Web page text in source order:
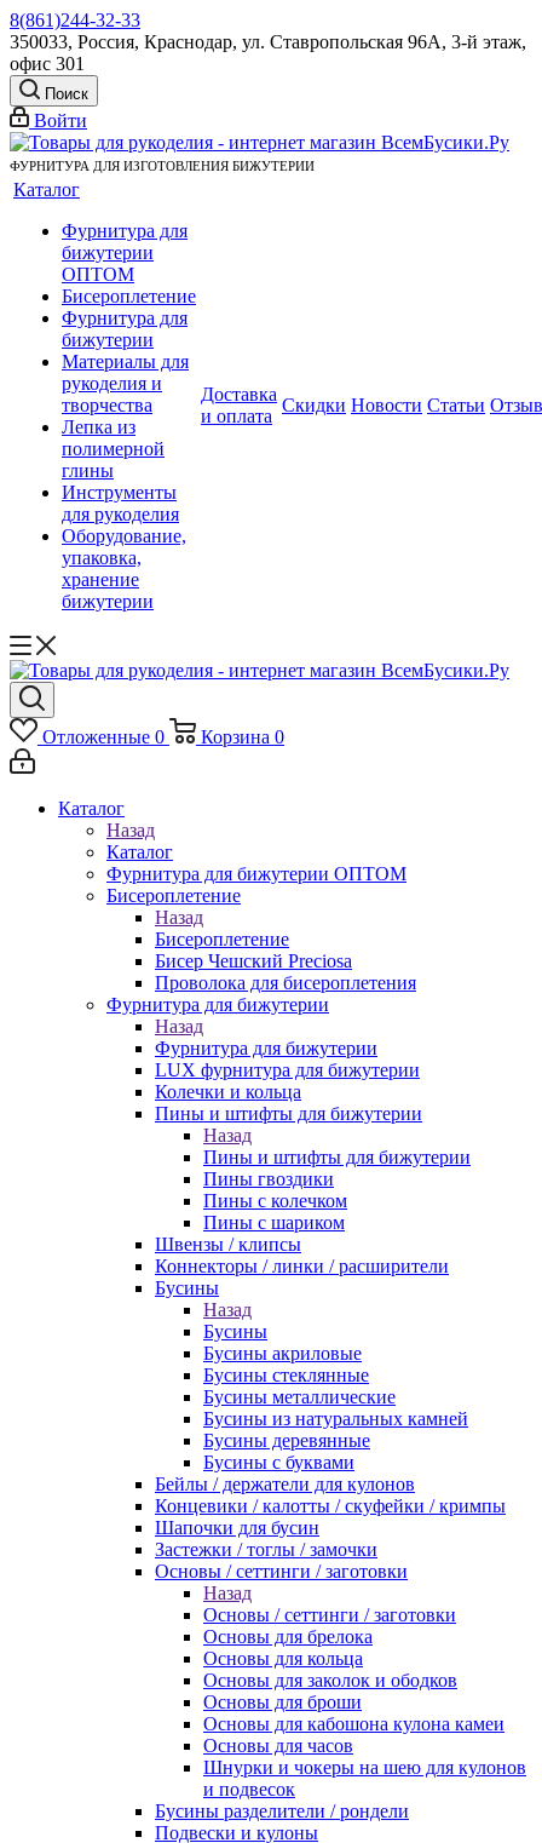
8(861)244-32-33
350033, Россия, Краснодар, ул. Ставропольская 96А, 3-й этаж,
офис 301
Поиск
Войти
ФУРНИТУРА ДЛЯ ИЗГОТОВЛЕНИЯ БИЖУТЕРИИ
Каталог
Фурнитура для
бижутерии
ОПТОМ
Бисероплетение
Фурнитура для
бижутерии
Материалы для
рукоделия и
творчества
Лепка из
полимерной
глины
Инструменты
для рукоделия
Оборудование,
упаковка,
хранение
бижутерии
Доставка
и оплата
Скидки Новости Статьи
Отложенные 0 Корзина 0
Каталог
Назад
Каталог
Фурнитура для бижутерии ОПТОМ
Бисероплетение
Назад
Бисероплетение
Бисер Чешский Preciosa
Проволока для бисероплетения
Фурнитура для бижутерии
Назад
Фурнитура для бижутерии
LUX фурнитура для бижутерии
Колечки и кольца
Пины и штифты для бижутерии
Назад
Пины и штифты для бижутерии
Пины гвоздики
Пины с колечком
Пины с шариком
Швензы / клипсы
Коннекторы / линки / расширители
Бусины
Назад
Бусины
Бусины акриловые
Бусины стеклянные
Бусины металлические
Бусины из натуральных камней
Бусины деревянные
Бусины с буквами
Бейлы / держатели для кулонов
Концевики / калотты / скуфейки / кримпы
Шапочки для бусин
Застежки / тоглы / замочки
Основы / сеттинги / заготовки
Назад
Основы / сеттинги / заготовки
Основы для брелока
Основы для кольца
Основы для заколок и ободков
Основы для броши
Основы для кабошона кулона камеи
Основы для часов
Шнурки и чокеры на шею для кулонов
и подвесок
Бусины разделители / рондели
Подвески и кулоны